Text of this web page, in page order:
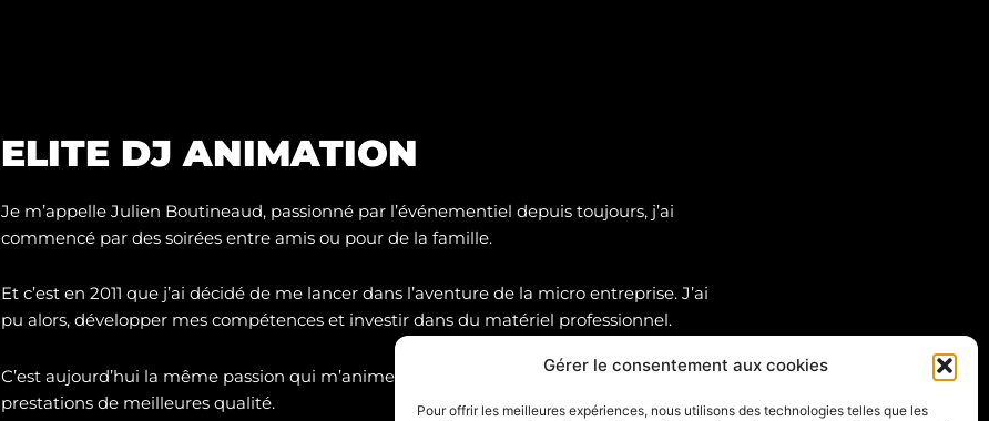
Gérer le consentement aux cookies
Pour offrir les meilleures expériences, nous utilisons des technologies telles que les
ELITE DJ ANIMATION
Je m’appelle Julien Boutineaud, passionné par l’événementiel depuis toujours, j’ai
commencé par des soirées entre amis ou pour de la famille.
Et c’est en 2011 que j’ai décidé de me lancer dans l’aventure de la micro entreprise. J’ai
pu alors, développer mes compétences et investir dans du matériel professionnel.
C’est aujourd’hui la même passion qui m’anime, et qui me permet de produire des
prestations de meilleures qualité.